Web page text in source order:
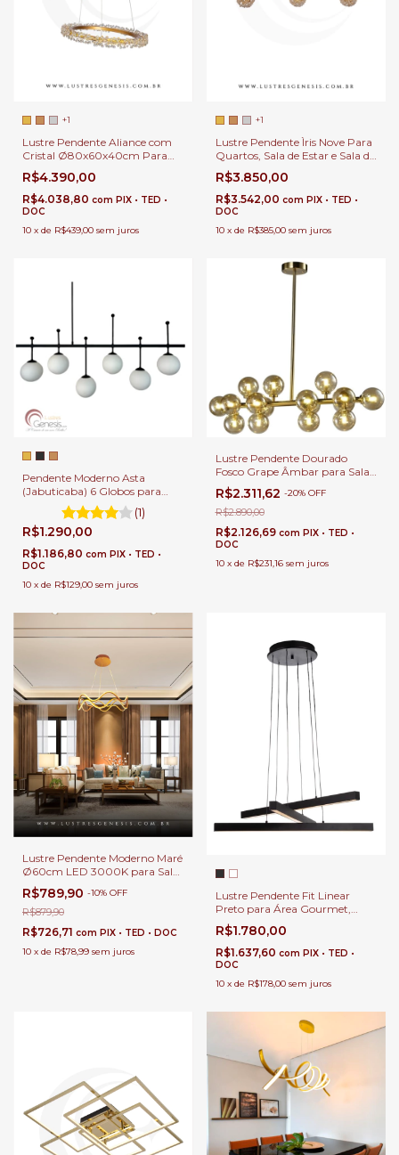
+1
Lustre Pendente Aliance com
Cristal Ø80x60x40cm Para
Quartos, Sala de Estar e Sala de
Jantar
R$4.390,00
R$4.038,80 com PIX • TED •
DOC
10 x de R$439,00 sem juros
+1
Lustre Pendente Ìris Nove Para
Quartos, Sala de Estar e Sala de
Jantar
R$3.850,00
R$3.542,00 com PIX • TED •
DOC
10 x de R$385,00 sem juros
Pendente Moderno Asta
(Jabuticaba) 6 Globos para
Sala de Jantar e Ambientes
Gourmet
(1)
R$1.290,00
R$1.186,80 com PIX • TED •
DOC
10 x de R$129,00 sem juros
Lustre Pendente Dourado
Fosco Grape Âmbar para Sala
de Jantar
R$2.311,62 -20% OFF
R$2.890,00
R$2.126,69 com PIX • TED •
DOC
10 x de R$231,16 sem juros
Lustre Pendente Moderno Maré
Ø60cm LED 3000K para Sala
de Jantar Redonda, Sala de
Estar, Quartos e Área Gourmet
R$789,90 -10% OFF
R$879,90
R$726,71 com PIX • TED • DOC
10 x de R$78,99 sem juros
Lustre Pendente Fit Linear
Preto para Área Gourmet,
Quartos, Sala de Estar e Jantar
R$1.780,00
R$1.637,60 com PIX • TED •
DOC
10 x de R$178,00 sem juros